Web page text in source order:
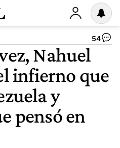
54
Nahuel
infierno que
y
pensó en